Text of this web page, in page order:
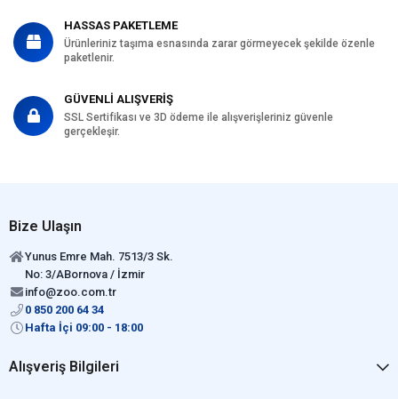
HASSAS PAKETLEME
Ürünleriniz taşıma esnasında zarar görmeyecek şekilde özenle
paketlenir.
GÜVENLİ ALIŞVERİŞ
SSL Sertifikası ve 3D ödeme ile alışverişleriniz güvenle
gerçekleşir.
Bize Ulaşın
Yunus Emre Mah. 7513/3 Sk.
No: 3/ABornova / İzmir
info@zoo.com.tr
0 850 200 64 34
Hafta İçi 09:00 - 18:00
Alışveriş Bilgileri